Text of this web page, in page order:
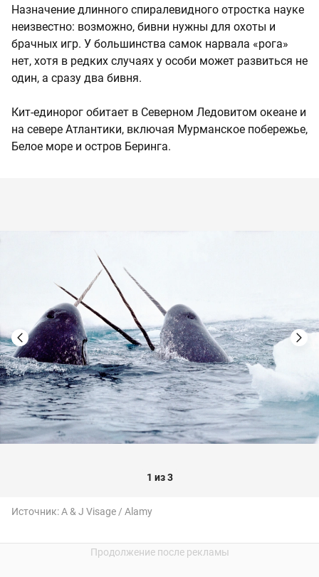
Назначение длинного спиралевидного отростка науке
неизвестно: возможно, бивни нужны для охоты и
брачных игр. У большинства самок нарвала «рога»
нет, хотя в редких случаях у особи может развиться не
один, а сразу два бивня.
Кит-единорог обитает в Северном Ледовитом океане и
на севере Атлантики, включая Мурманское побережье,
Белое море и остров Беринга.
1 из 3
Источник:A & J Visage / Alamy